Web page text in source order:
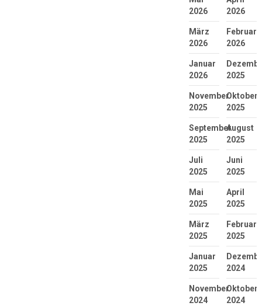
2026
2026
März
2026
Februar
2026
Januar
2026
2025
November
2025
Oktober
2025
September
2025
August
2025
Juli
2025
Juni
2025
Mai
2025
April
2025
März
2025
Februar
2025
Januar
2025
2024
November
2024
Oktober
2024